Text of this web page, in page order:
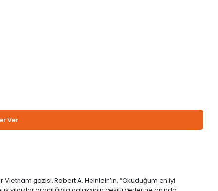
Ver
gazisi. Robert A. Heinlein’ın, “Okuduğum en iyi